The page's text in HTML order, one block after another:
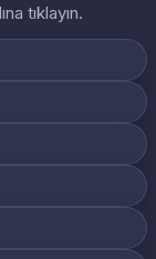
tıklayın.